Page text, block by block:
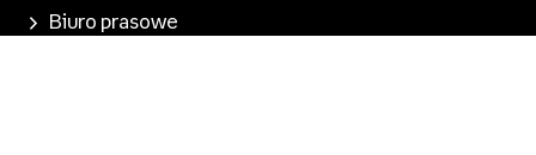
Biuro prasowe